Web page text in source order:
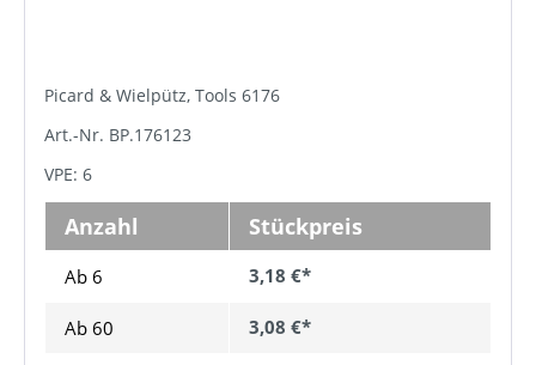
Picard & Wielpütz, Tools 6176
Art.-Nr. BP.176123
VPE: 6
Anzahl Stückpreis
Ab 6 3,18 €*
Ab 60 3,08 €*